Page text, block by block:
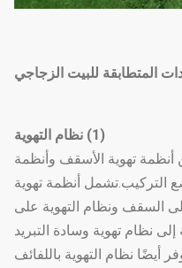
المتطابقة للبيت الزجاجي
(1) نظام التهوية
أنظمة تهوية الأسقف وأنظمة
التركيب.تشمل أنظمة تهوية
السقف ونظام التهوية على
نظام تهوية وسادة التبريد
أيضًا نظام التهوية باللفائف